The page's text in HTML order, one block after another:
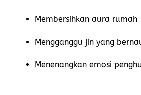
Membersihkan aura rumah
Mengganggu jin yang
Menenangkan emosi